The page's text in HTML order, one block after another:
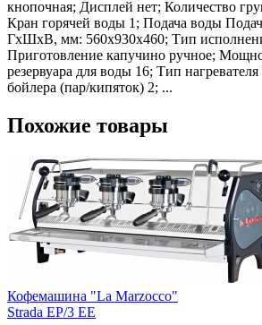
кнопочная; Дисплей нет; Количество
Кран горячей воды 1; Подача воды
ГхШхВ, мм: 560х930х460; Тип
Приготовление капучино ручное;
резервуара для воды 16; Тип
бойлера (пар/кипяток) 2; ...
Похожие товары
Кофемашина "La Marzocco"
Strada EP/3 EE